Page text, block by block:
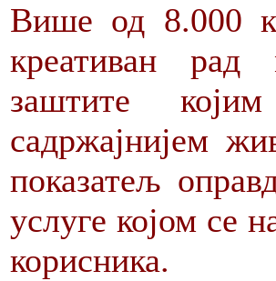
Више од 8.000
креативан рад
заштите
садржајнијем
показатељ
услуге којом се
корисника.